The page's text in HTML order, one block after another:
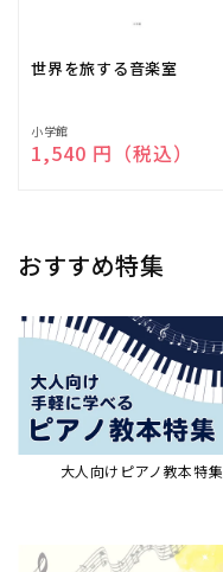
世界を旅する音楽室
販
売
小学館
通常価格
1,540 円（税込）
おすすめ特集
大人向けピアノ教本特集